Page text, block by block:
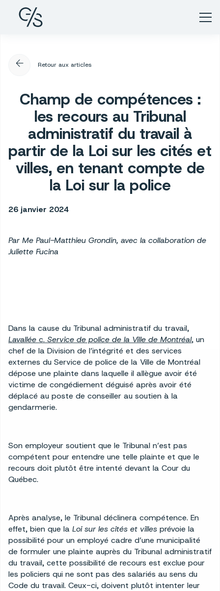
arrow_back Retour aux articles
Champ de compétences :
les recours au Tribunal
administratif du travail à
partir de la Loi sur les cités et
villes, en tenant compte de
la Loi sur la police
26 janvier 2024
Par Me Paul-Matthieu Grondin, avec la collaboration de
Juliette Fucina
Dans la cause du Tribunal administratif du travail,
Lavallée c. Service de police de la Ville de Montréal, un
chef de la Division de l’intégrité et des services
externes du Service de police de la Ville de Montréal
dépose une plainte dans laquelle il allègue avoir été
victime de congédiement déguisé après avoir été
déplacé au poste de conseiller au soutien à la
gendarmerie.
Son employeur soutient que le Tribunal n’est pas
compétent pour entendre une telle plainte et que le
recours doit plutôt être intenté devant la Cour du
Québec.
Après analyse, le Tribunal déclinera compétence. En
effet, bien que la Loi sur les cités et villes prévoie la
possibilité pour un employé cadre d’une municipalité
de formuler une plainte auprès du Tribunal administratif
du travail, cette possibilité de recours est exclue pour
les policiers qui ne sont pas des salariés au sens du
Code du travail. Ceux-ci, doivent plutôt intenter leur